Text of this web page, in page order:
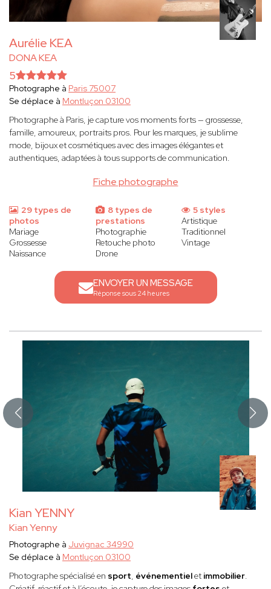
Aurélie KEA
DONA KEA
Fiche photographe
5
Photographe à Paris 75007
Se déplace à Montluçon 03100
Photographe à Paris, je capture vos moments forts — grossesse,
famille, amoureux, portraits pros. Pour les marques, je sublime
mode, bijoux et cosmétiques avec des images élégantes et
authentiques, adaptées à tous supports de communication.
29 types de
photos
Mariage
Grossesse
Naissance
8 types de
prestations
Photographie
Retouche photo
Drone
5 styles
Artistique
Traditionnel
Vintage
ENVOYER UN MESSAGE
Réponse sous 24 heures
Kian YENNY
Kian Yenny
Photographe à Juvignac 34990
Se déplace à Montluçon 03100
Photographe spécialisé en sport, événementielet immobilier.